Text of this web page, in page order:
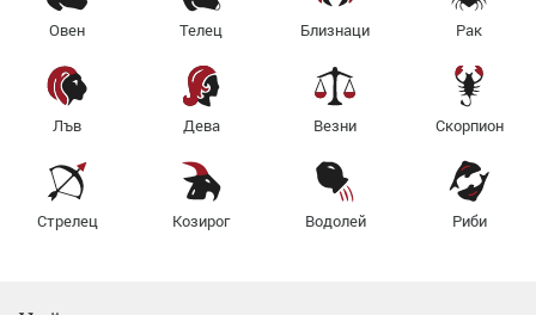
Овен Телец Близнаци Рак
Лъв Дева Везни Скорпион
Стрелец Козирог Водолей Риби